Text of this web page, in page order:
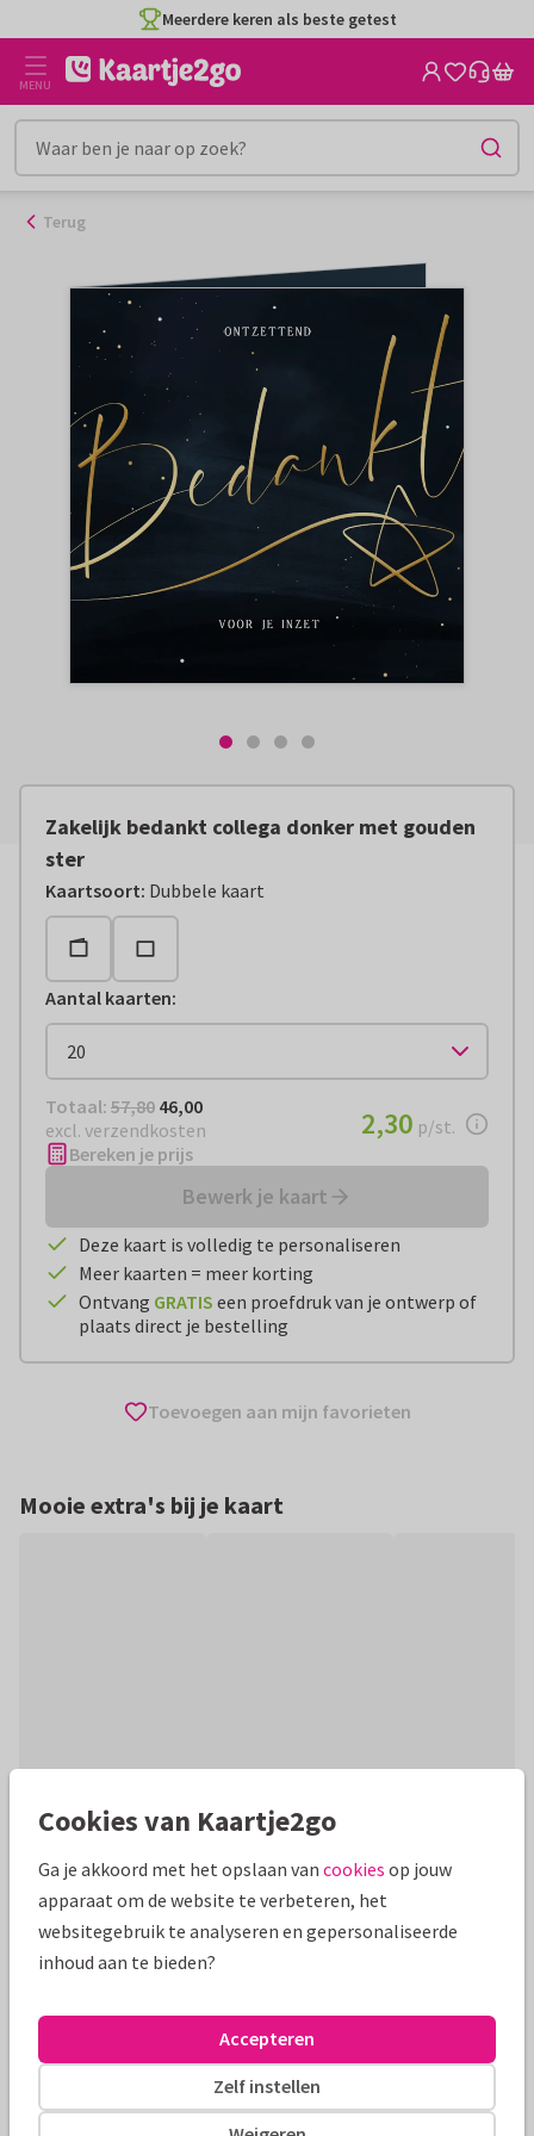
naar
inhoud
Meerdere keren als beste getest
MENU
Terug
Zakelijk bedankt collega donker met gouden
ster
Kaartsoort: Dubbele kaart
Aantal kaarten:
Totaal: € 46,00
Totaal: 57,80 46,00
excl. verzendkosten
€ 2,30per stuk
2,30 p/st.
Bereken je prijs
Bewerk je kaart
Deze kaart is volledig te personaliseren
Meer kaarten = meer korting
Ontvang GRATIS een proefdruk van je ontwerp of
plaats direct je bestelling
Toevoegen aan mijn favorieten
Mooie extra's bij je kaart
Productinformatie
Stijlvolle zakelijke wenskaart met een grote 'bedankt', een
donkerblauwe achtergrond en een gouden ster (geen
goudfolie). Met binnen een foto.
Manique
Formaten en tarieven
Cookies van Kaartje2go
Ga je akkoord met het opslaan van cookies op jouw
apparaat om de website te verbeteren, het
websitegebruik te analyseren en gepersonaliseerde
inhoud aan te bieden?
Zelf instellen
Accepteren